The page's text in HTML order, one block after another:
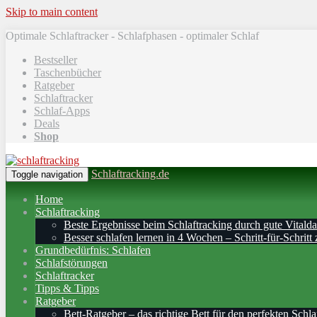
Skip to main content
Optimale Schlaftracker - Schlafphasen - optimaler Schlaf
Bestseller
Taschenbücher
Ratgeber
Schlaftracker
Schlaf-Apps
Deals
Shop
Toggle navigation Schlaftracking.de
Home
Schlaftracking
Beste Ergebnisse beim Schlaftracking durch gute
Besser schlafen lernen in 4 Wochen – Schritt‑für‑Schritt
Grundbedürfnis: Schlafen
Schlafstörungen
Schlaftracker
Tipps & Tipps
Ratgeber
Bett-Ratgeber – das richtige Bett für den perfekten